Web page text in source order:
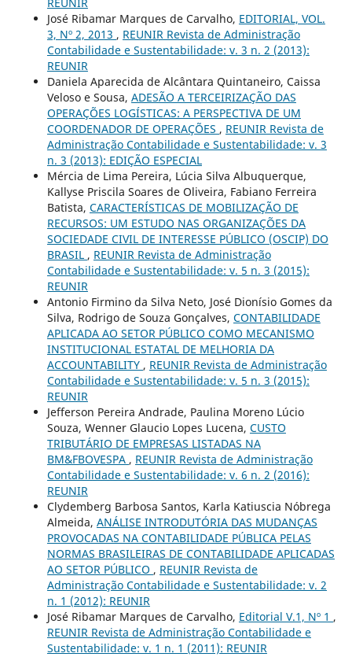
REUNIR
José Ribamar Marques de Carvalho, EDITORIAL, VOL.
3, Nº 2, 2013 , REUNIR Revista de Administração
Contabilidade e Sustentabilidade: v. 3 n. 2 (2013):
REUNIR
Daniela Aparecida de Alcântara Quintaneiro, Caissa
Veloso e Sousa, ADESÃO A TERCEIRIZAÇÃO DAS
OPERAÇÕES LOGÍSTICAS: A PERSPECTIVA DE UM
COORDENADOR DE OPERAÇÕES , REUNIR Revista de
Administração Contabilidade e Sustentabilidade: v. 3
n. 3 (2013): EDIÇÃO ESPECIAL
Mércia de Lima Pereira, Lúcia Silva Albuquerque,
Kallyse Priscila Soares de Oliveira, Fabiano Ferreira
Batista, CARACTERÍSTICAS DE MOBILIZAÇÃO DE
RECURSOS: UM ESTUDO NAS ORGANIZAÇÕES DA
SOCIEDADE CIVIL DE INTERESSE PÚBLICO (OSCIP) DO
BRASIL , REUNIR Revista de Administração
Contabilidade e Sustentabilidade: v. 5 n. 3 (2015):
REUNIR
Antonio Firmino da Silva Neto, José Dionísio Gomes da
Silva, Rodrigo de Souza Gonçalves, CONTABILIDADE
APLICADA AO SETOR PÚBLICO COMO MECANISMO
INSTITUCIONAL ESTATAL DE MELHORIA DA
ACCOUNTABILITY , REUNIR Revista de Administração
Contabilidade e Sustentabilidade: v. 5 n. 3 (2015):
REUNIR
Jefferson Pereira Andrade, Paulina Moreno Lúcio
Souza, Wenner Glaucio Lopes Lucena, CUSTO
TRIBUTÁRIO DE EMPRESAS LISTADAS NA
BM&FBOVESPA , REUNIR Revista de Administração
Contabilidade e Sustentabilidade: v. 6 n. 2 (2016):
REUNIR
Clydemberg Barbosa Santos, Karla Katiuscia Nóbrega
Almeida, ANÁLISE INTRODUTÓRIA DAS MUDANÇAS
PROVOCADAS NA CONTABILIDADE PÚBLICA PELAS
NORMAS BRASILEIRAS DE CONTABILIDADE APLICADAS
AO SETOR PÚBLICO , REUNIR Revista de
Administração Contabilidade e Sustentabilidade: v. 2
n. 1 (2012): REUNIR
José Ribamar Marques de Carvalho, Editorial V.1, Nº 1 ,
REUNIR Revista de Administração Contabilidade e
Sustentabilidade: v. 1 n. 1 (2011): REUNIR